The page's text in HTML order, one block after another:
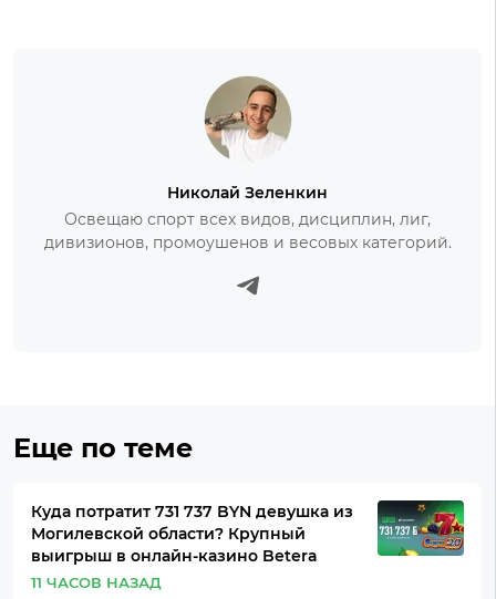
Николай Зеленкин
Освещаю спорт всех видов, дисциплин, лиг,
дивизионов, промоушенов и весовых категорий.
Еще по теме
Куда потратит 731 737 BYN девушка из
Могилевской области? Крупный
выигрыш в онлайн-казино Betera
11 ЧАСОВ НАЗАД